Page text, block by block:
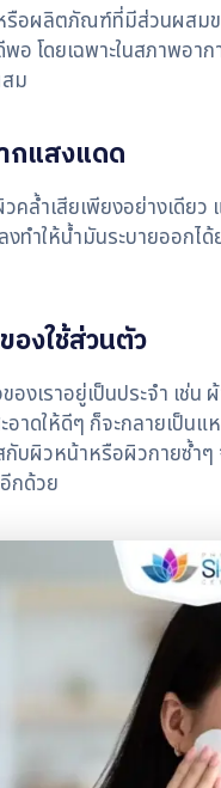
อผลิตภัณฑ์ที่มีส่วนผสมข
อ โดยเฉพาะในสภาพอา
ม
กแสงแดด
คล้ำเสียเพียงอย่างเดี
ทำให้น้ำมันระบายออกไ
องใช้ส่วนตัว
งเราอยู่เป็นประจำ เช่
าดให้ดีๆ ก็จะกลายเป็น
บผิวหน้าหรือผิวกายซ้ำ
กด้วย